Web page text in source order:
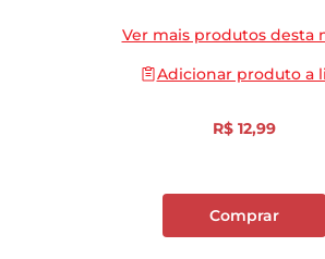
Ver mais produtos desta
Adicionar produto a
R$ 12,99
Comprar